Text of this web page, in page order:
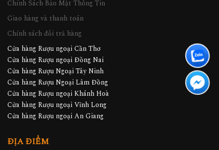
Chính Sách Bảo Mật Thông Tin
Giao hàng và thanh toán
Chính sách đổi trả hàng
Cửa hàng Rượu ngoại Cần Thơ
Cửa hàng Rượu ngoại Đồng Nai
Cửa hàng Rượu Ngoại Tây Ninh
Cửa hàng Rượu Ngoại Lâm Đồng
Cửa hàng Rượu ngoại Khánh Hoà
Cửa hàng Rượu ngoại Vĩnh Long
Cửa hàng Rượu ngoại An Giang
ĐỊA ĐIỂM